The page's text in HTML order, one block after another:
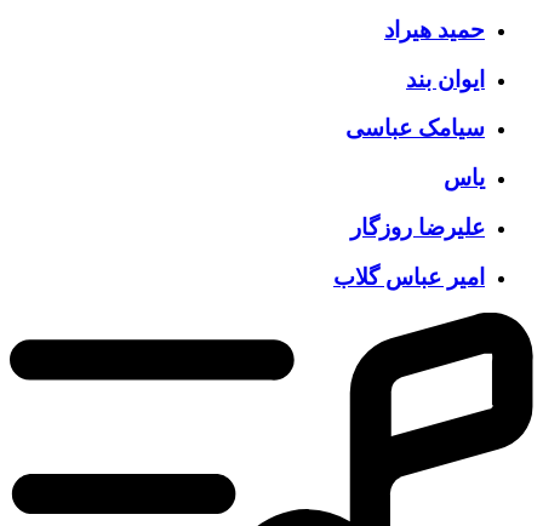
حمید هیراد
ایوان بند
سیامک عباسی
یاس
علیرضا روزگار
امیر عباس گلاب